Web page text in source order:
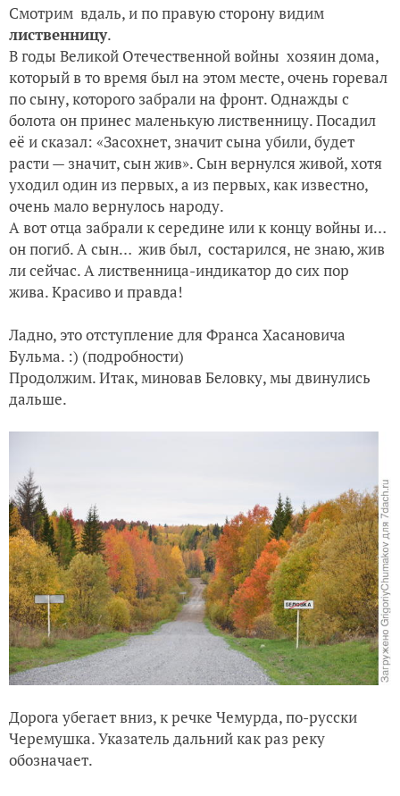
Смотрим вдаль, и по правую сторону видим
лиственницу.
В годы Великой Отечественной войны хозяин дома,
который в то время был на этом месте, очень горевал
по сыну, которого забрали на фронт. Однажды с
болота он принес маленькую лиственницу. Посадил
её и сказал: «Засохнет, значит сына убили, будет
расти — значит, сын жив». Сын вернулся живой, хотя
уходил один из первых, а из первых, как известно,
очень мало вернулось народу.
А вот отца забрали к середине или к концу войны и…
он погиб. А сын… жив был, состарился, не знаю, жив
ли сейчас. А лиственница-индикатор до сих пор
жива. Красиво и правда!
Ладно, это отступление для Франса Хасановича
Бульма. :) (подробности)
Продолжим. Итак, миновав Беловку, мы двинулись
дальше.
Дорога убегает вниз, к речке Чемурда, по-русски
Черемушка. Указатель дальний как раз реку
обозначает.